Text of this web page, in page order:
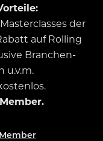
der
auf Rolling
Branchen-
u.v.m.